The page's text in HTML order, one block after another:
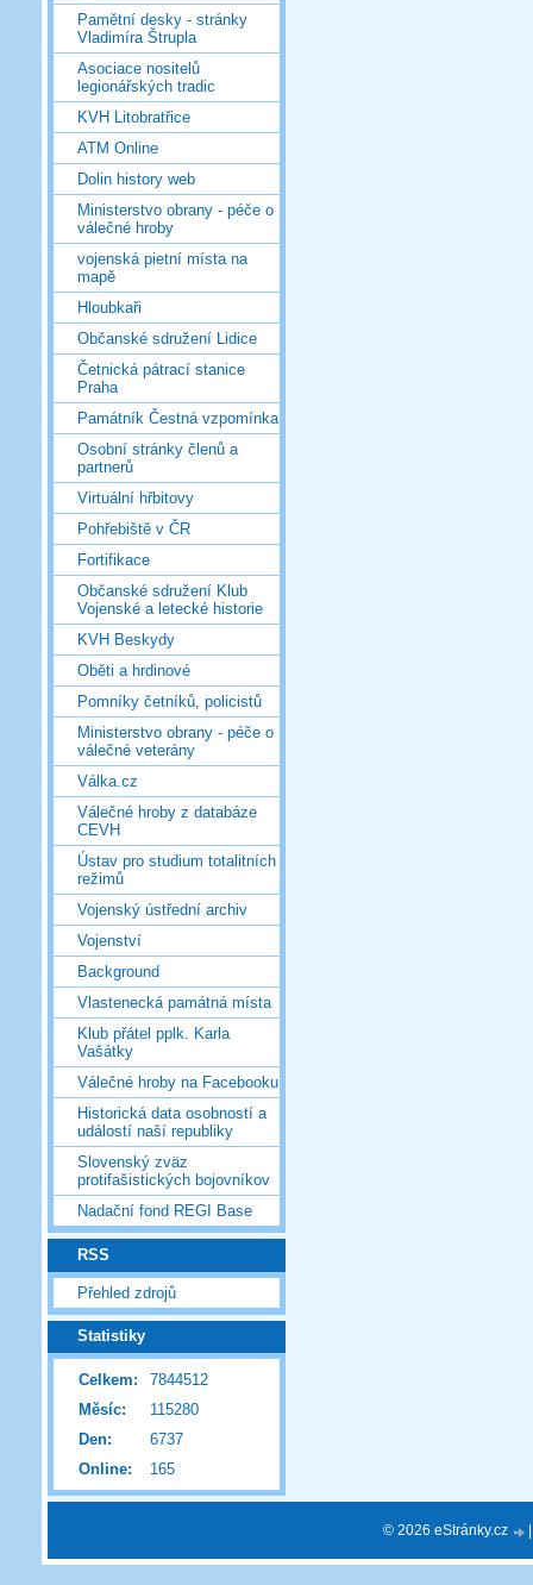
Pamětní desky - stránky
Vladimíra Štrupla
Asociace nositelů
legionářských tradic
KVH Litobratřice
ATM Online
Dolin history web
Ministerstvo obrany - péče o
válečné hroby
vojenská pietní místa na
mapě
Hloubkaři
Občanské sdružení Lidice
Četnická pátrací stanice
Praha
Památník Čestná vzpomínka
Osobní stránky členů a
partnerů
Virtuální hřbitovy
Pohřebiště v ČR
Fortifikace
Občanské sdružení Klub
Vojenské a letecké historie
KVH Beskydy
Oběti a hrdinové
Pomníky četníků, policistů
Ministerstvo obrany - péče o
válečné veterány
Válka.cz
Válečné hroby z databáze
CEVH
Ústav pro studium totalitních
režimů
Vojenský ústřední archiv
Vojenství
Background
Vlastenecká památná místa
Klub přátel pplk. Karla
Vašátky
Válečné hroby na Facebooku
Historická data osobností a
událostí naší republiky
Slovenský zväz
protifašistických bojovníkov
Nadační fond REGI Base
RSS
Přehled zdrojů
Statistiky
Online: 165
Celkem:
7844512
Měsíc:
115280
Den:
6737
© 2026 eStránky.cz